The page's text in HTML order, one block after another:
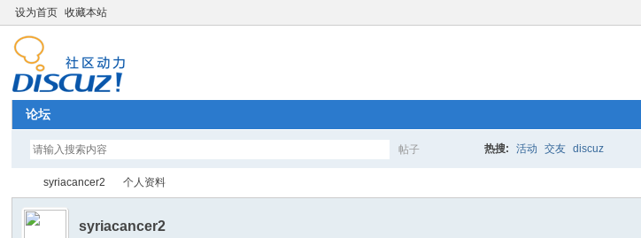
设为首页 收藏本站
论坛
帖子 热搜: 活动 交友 discuz
syriacancer2 个人资料
syriacancer2